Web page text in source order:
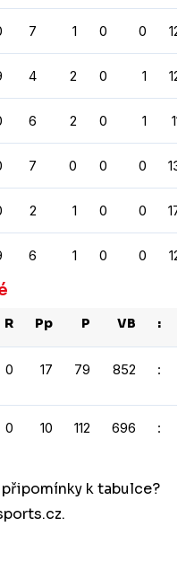
7 1 0 0 12
4 2 0 1 12
6 2 0 1 11
7 0 0 0 13
2 1 0 0 17
6 1 0 0 12
R Pp P VB :
0 17 79 852 :
0 10 112 696 :
k tabulce?